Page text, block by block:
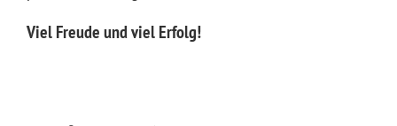
Viel Freude und viel Erfolg!